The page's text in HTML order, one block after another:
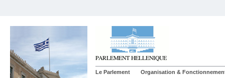
Le Parlement Organisation &